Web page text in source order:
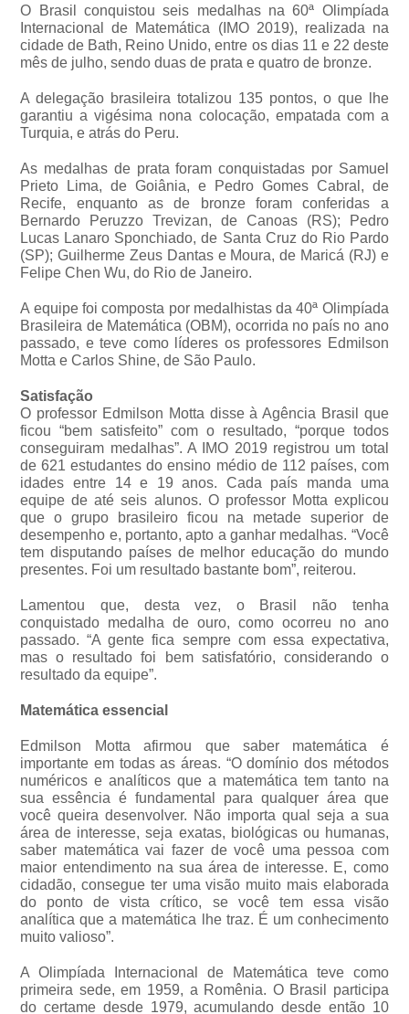
O Brasil conquistou seis medalhas na 60ª Olimpíada
Internacional de Matemática (IMO 2019), realizada na
cidade de Bath, Reino Unido, entre os dias 11 e 22 deste
mês de julho, sendo duas de prata e quatro de bronze.
A delegação brasileira totalizou 135 pontos, o que lhe
garantiu a vigésima nona colocação, empatada com a
Turquia, e atrás do Peru.
As medalhas de prata foram conquistadas por Samuel
Prieto Lima, de Goiânia, e Pedro Gomes Cabral, de
Recife, enquanto as de bronze foram conferidas a
Bernardo Peruzzo Trevizan, de Canoas (RS); Pedro
Lucas Lanaro Sponchiado, de Santa Cruz do Rio Pardo
(SP); Guilherme Zeus Dantas e Moura, de Maricá (RJ) e
Felipe Chen Wu, do Rio de Janeiro.
A equipe foi composta por medalhistas da 40ª Olimpíada
Brasileira de Matemática (OBM), ocorrida no país no ano
passado, e teve como líderes os professores Edmilson
Motta e Carlos Shine, de São Paulo.
Satisfação
O professor Edmilson Motta disse à Agência Brasil que
ficou “bem satisfeito” com o resultado, “porque todos
conseguiram medalhas”. A IMO 2019 registrou um total
de 621 estudantes do ensino médio de 112 países, com
idades entre 14 e 19 anos. Cada país manda uma
equipe de até seis alunos. O professor Motta explicou
que o grupo brasileiro ficou na metade superior de
desempenho e, portanto, apto a ganhar medalhas. “Você
tem disputando países de melhor educação do mundo
presentes. Foi um resultado bastante bom”, reiterou.
Lamentou que, desta vez, o Brasil não tenha
conquistado medalha de ouro, como ocorreu no ano
passado. “A gente fica sempre com essa expectativa,
mas o resultado foi bem satisfatório, considerando o
resultado da equipe”.
Matemática essencial
Edmilson Motta afirmou que saber matemática é
importante em todas as áreas. “O domínio dos métodos
numéricos e analíticos que a matemática tem tanto na
sua essência é fundamental para qualquer área que
você queira desenvolver. Não importa qual seja a sua
área de interesse, seja exatas, biológicas ou humanas,
saber matemática vai fazer de você uma pessoa com
maior entendimento na sua área de interesse. E, como
cidadão, consegue ter uma visão muito mais elaborada
do ponto de vista crítico, se você tem essa visão
analítica que a matemática lhe traz. É um conhecimento
muito valioso”.
A Olimpíada Internacional de Matemática teve como
primeira sede, em 1959, a Romênia. O Brasil participa
do certame desde 1979, acumulando desde então 10